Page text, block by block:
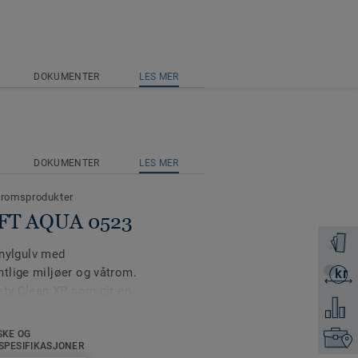
DOKUMENTER LES MER
Få en
kr
Få et
Legg
Finn
DOKUMENTER LES MER
AQUA 0523
med
miljøer og våtrom.
er farge- og
OG